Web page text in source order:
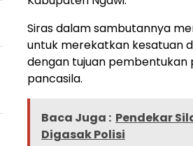
Siras dalam sambutannya
untuk merekatkan kesatuan
dengan tujuan pembentukan
pancasila.
Baca Juga : Pendekar
Digasak Polisi